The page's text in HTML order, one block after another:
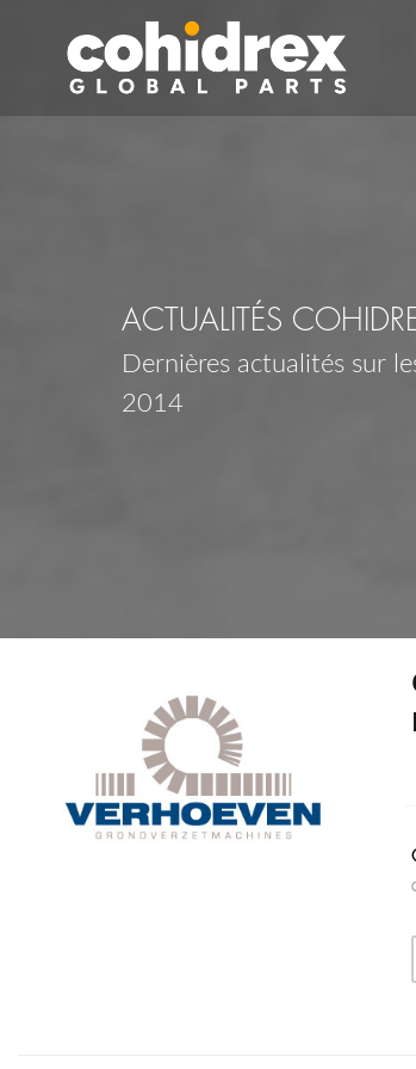
ACTUALITÉS
Dernières actualités sur
2014